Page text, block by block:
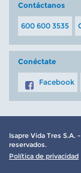
Contáctanos
600 600 3535
Conéctate
Facebook
Isapre Vida Tres S.A.
reservados.
Política de privacidad